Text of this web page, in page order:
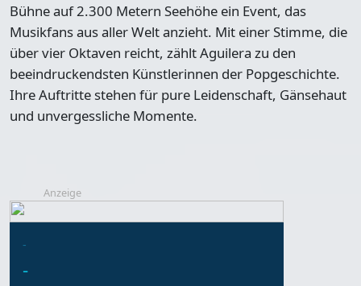
Bühne auf 2.300 Metern Seehöhe ein Event, das
Musikfans aus aller Welt anzieht. Mit einer Stimme, die
über vier Oktaven reicht, zählt Aguilera zu den
beeindruckendsten Künstlerinnen der Popgeschichte.
Ihre Auftritte stehen für pure Leidenschaft, Gänsehaut
und unvergessliche Momente.
Anzeige
-
-